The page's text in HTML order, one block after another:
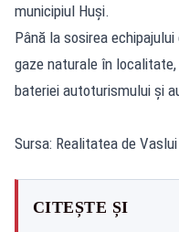
municipiul Huși.
Până la sosirea
gaze naturale în
bateriei autoturismului și
Sursa: Realitatea de Vaslui
CITEȘTE ȘI